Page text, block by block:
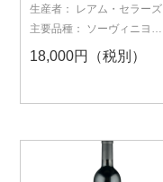
生産者：
レアム・セラーズ
主要品種： ソーヴィニヨ
18,000円（税別）